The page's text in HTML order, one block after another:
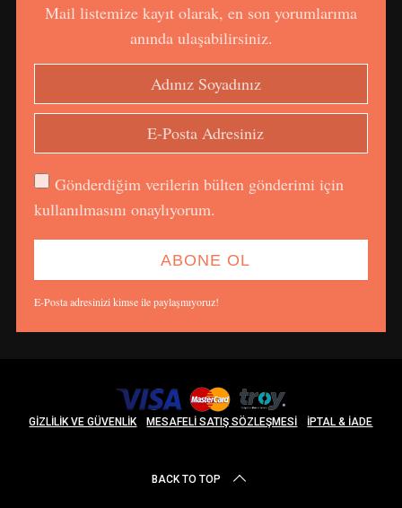
Mail listemize kayıt olarak, en son yorumlarıma
anında ulaşabilirsiniz.
Gönderdiğim verilerin bülten gönderimi için
kullanılmasını onaylıyorum.
E-Posta adresinizi kimse ile paylaşmıyoruz!
GIZLILIK VE GÜVENLIK MESAFELI SATIŞ SÖZLEŞMESI İPTAL & İADE
BACK TO TOP